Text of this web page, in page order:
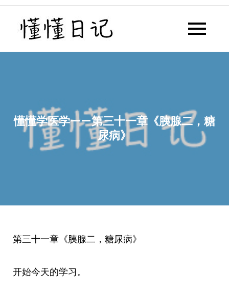
Skip
content
懂懂日记网每天同步更新懂懂学
懂懂学医学——第三十一章《胰腺二，糖
尿病》
第三十一章《胰腺二，糖尿病》
开始今天的学习。